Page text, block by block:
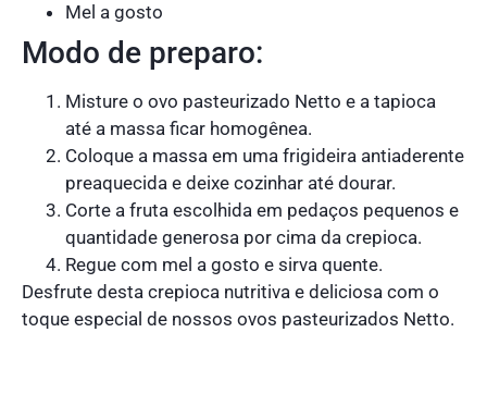
Mel a gosto
Modo de preparo:
Misture o ovo pasteurizado Netto e a tapioca
até a massa ficar homogênea.
Coloque a massa em uma frigideira antiaderente
preaquecida e deixe cozinhar até dourar.
Corte a fruta escolhida em pedaços pequenos e
quantidade generosa por cima da crepioca.
Regue com mel a gosto e sirva quente.
Desfrute desta crepioca nutritiva e deliciosa com o
toque especial de nossos ovos pasteurizados Netto.